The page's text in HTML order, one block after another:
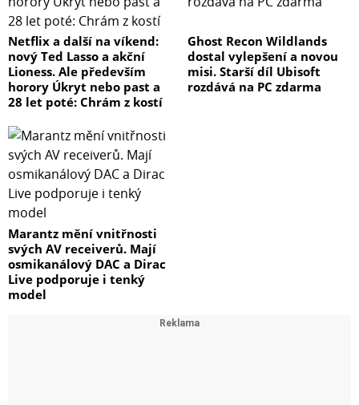
Netflix a další na víkend:
nový Ted Lasso a akční
Lioness. Ale především
horory Úkryt nebo past a
28 let poté: Chrám z kostí
Ghost Recon Wildlands
dostal vylepšení a novou
misi. Starší díl Ubisoft
rozdává na PC zdarma
Marantz mění vnitřnosti
svých AV receiverů. Mají
osmikanálový DAC a Dirac
Live podporuje i tenký
model